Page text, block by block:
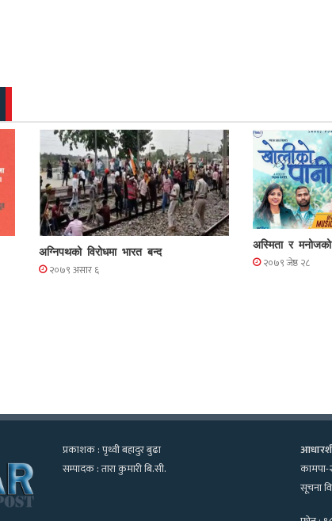
अग्निपथको विरोधमा भारत बन्द
२०७९ असार ६
अस्मिता र
२०७९ जेष्ठ २८
प्रकाशक : पृथ्वी बहादुर बुढा
सम्पादक : तारा कुमारी बि.सी.
कामपा-
सूचना